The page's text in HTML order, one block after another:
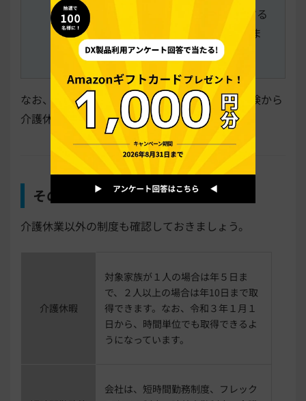
立て替えて翌月○日までに労働者に請求する
ものとし、労働者は、会社が指定する日ま
でに支払うものとする。
なお、給与の支払がない場合、労働者は雇用保険から
介護休業給付金を受け取ることができます。
その他の支援制度
介護休業以外の制度も確認しておきましょう。
介護休暇
対象家族が１人の場合は年５日ま
で、２人以上の場合は年10日まで取
得できます。なお、令和３年１月１
日から、時間単位でも取得できるよ
うになっています。
会社は、短時間勤務制度、フレック